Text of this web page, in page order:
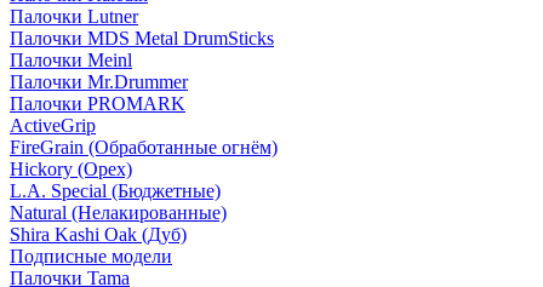
Палочки Lutner
Палочки MDS Metal DrumSticks
Палочки Meinl
Палочки Mr.Drummer
Палочки PROMARK
ActiveGrip
FireGrain (Обработанные огнём)
Hickory (Орех)
L.A. Special (Бюджетные)
Natural (Нелакированные)
Shira Kashi Oak (Дуб)
Подписные модели
Палочки Tama